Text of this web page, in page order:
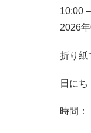
10:00 –
2026
折り紙
日に
時間